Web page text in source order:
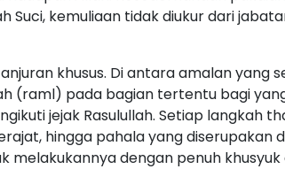
kemuliaan tidak diukur dari
khusus. Di antara amalan yang
(raml) pada bagian tertentu bagi
jejak Rasulullah. Setiap langkah
hingga pahala yang diserupakan
dengan penuh